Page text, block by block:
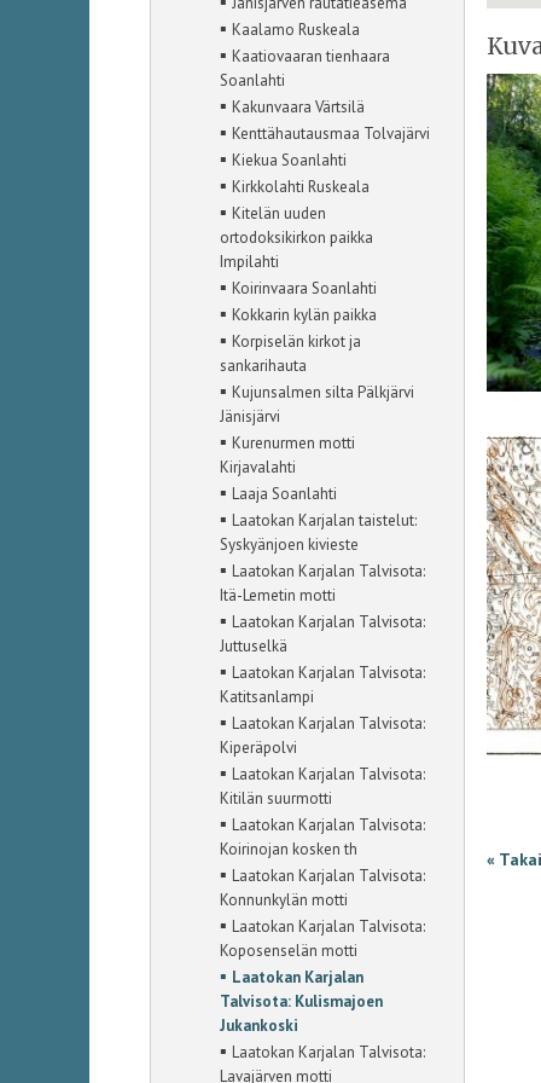
▪ Kaalamo Ruskeala
▪ Kaatiovaaran tienhaara
Soanlahti
▪ Kakunvaara Värtsilä
▪ Kenttähautausmaa Tolvajärvi
▪ Kiekua Soanlahti
▪ Kirkkolahti Ruskeala
▪ Kitelän uuden
ortodoksikirkon paikka
Impilahti
▪ Koirinvaara Soanlahti
▪ Kokkarin kylän paikka
▪ Korpiselän kirkot ja
sankarihauta
▪ Kujunsalmen silta Pälkjärvi
Jänisjärvi
▪ Kurenurmen motti
Kirjavalahti
▪ Laaja Soanlahti
▪ Laatokan Karjalan taistelut:
Syskyänjoen kivieste
▪ Laatokan Karjalan Talvisota:
Itä-Lemetin motti
▪ Laatokan Karjalan Talvisota:
Juttuselkä
▪ Laatokan Karjalan Talvisota:
Katitsanlampi
▪ Laatokan Karjalan Talvisota:
Kiperäpolvi
▪ Laatokan Karjalan Talvisota:
Kitilän suurmotti
▪ Laatokan Karjalan Talvisota:
Koirinojan kosken th
▪ Laatokan Karjalan Talvisota:
Konnunkylän motti
▪ Laatokan Karjalan Talvisota:
Koposenselän motti
▪ Laatokan Karjalan
Talvisota: Kulismajoen
Jukankoski
▪ Laatokan Karjalan Talvisota:
Lavajärven motti
«